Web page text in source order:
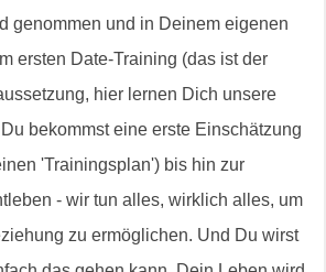
genommen und in Deinem eigenen
ersten Date-Training (das ist der
hier lernen Dich unsere
bekommst eine erste Einschätzung
'Trainingsplan') bis hin zur
- wir tun alles, wirklich alles, um
zu ermöglichen. Und Du wirst